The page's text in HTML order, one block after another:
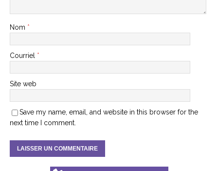
Nom *
Courriel *
Site web
Save my name, email, and website in this browser for the
next time I comment.